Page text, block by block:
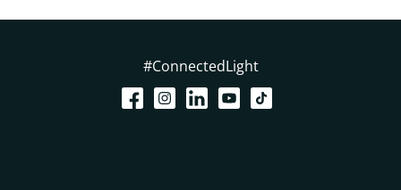
#ConnectedLight